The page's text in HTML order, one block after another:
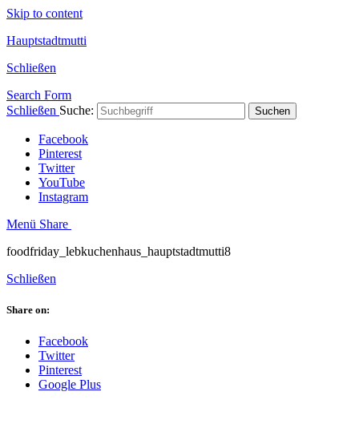
Skip to content
Hauptstadtmutti
Schließen
Search Form
Schließen Suche: Suchen
Facebook
Pinterest
Twitter
YouTube
Instagram
Menü Share
foodfriday_lebkuchenhaus_hauptstadtmutti8
Schließen
Share on:
Facebook
Twitter
Pinterest
Google Plus